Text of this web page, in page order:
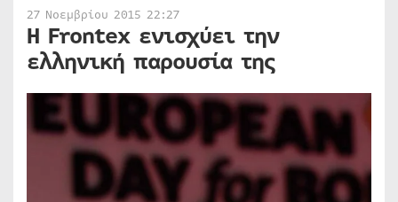
27 Νοεμβρίου 2015 22:27
Η Frontex ενισχύει την
ελληνική παρουσία της